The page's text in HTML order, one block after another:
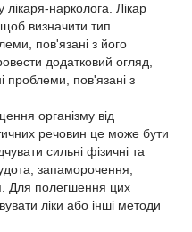
лікаря-нарколога. Лікар
щоб визначити тип
пов'язані з його
додатковий огляд,
проблеми, пов'язані з
організму від
речовин це може бути
сильні фізичні та
запаморочення,
Для полегшення цих
ліки або інші методи